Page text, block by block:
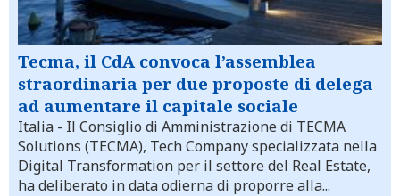
Tecma, il CdA convoca l’assemblea
straordinaria per due proposte di delega
ad aumentare il capitale sociale
Italia - Il Consiglio di Amministrazione di TECMA
Solutions (TECMA), Tech Company specializzata nella
Digital Transformation per il settore del Real Estate,
ha deliberato in data odierna di proporre alla...